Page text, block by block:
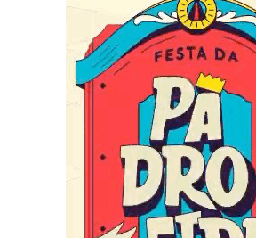
temos em um mundo melhor e mais
esse ano, não abriu mão de mostrar
samba vive e respira unica e